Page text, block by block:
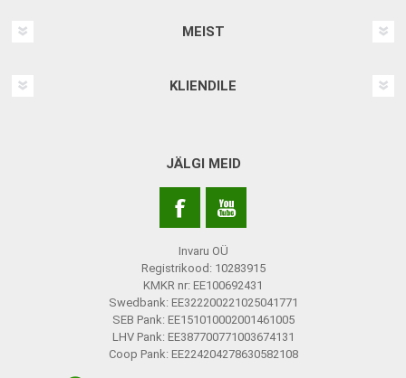
MEIST
KLIENDILE
JÄLGI MEID
Invaru OÜ
Registrikood: 10283915
KMKR nr: EE100692431
Swedbank: EE322200221025041771
SEB Pank: EE151010002001461005
LHV Pank: EE387700771003674131
Coop Pank: EE224204278630582108